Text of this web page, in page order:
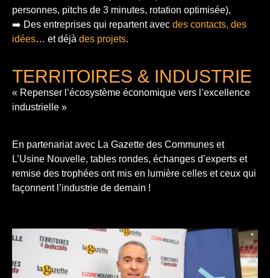
personnes, pitchs de 3 minutes, rotation optimisée),
➡️ Des entreprises qui repartent avec des contacts, des
idées… et déjà des projets.
TERRITOIRES & INDUSTRIE
« Repenser l’écosystème économique vers l’excellence
industrielle »
En partenariat avec La Gazette des Communes et
L’Usine Nouvelle, tables rondes, échanges d’experts et
remise des trophées ont mis en lumière celles et ceux qui
façonnent l’industrie de demain !